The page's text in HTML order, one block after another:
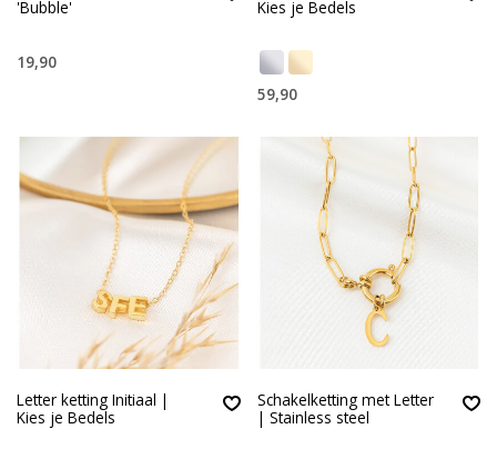
'Bubble'
19,90
Kies je Bedels
59,90
Letter ketting Initiaal |
Kies je Bedels
Schakelketting met Letter
| Stainless steel